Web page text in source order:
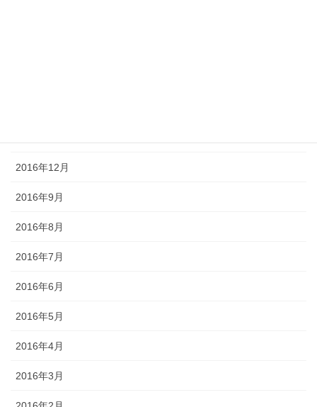
2016年12月
2016年9月
2016年8月
2016年7月
2016年6月
2016年5月
2016年4月
2016年3月